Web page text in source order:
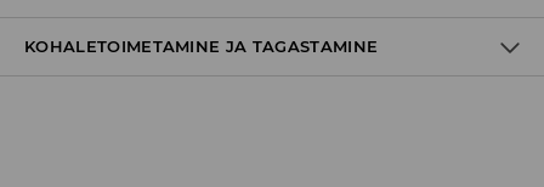
100% PUUVILL
KOHALETOIMETAMINE JA TAGASTAMINE